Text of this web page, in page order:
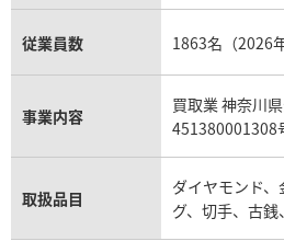
従業員数 1863名（2026
事業内容
買取業 神奈川
451380001308
取扱品目
ダイヤモンド
グ、切手、古